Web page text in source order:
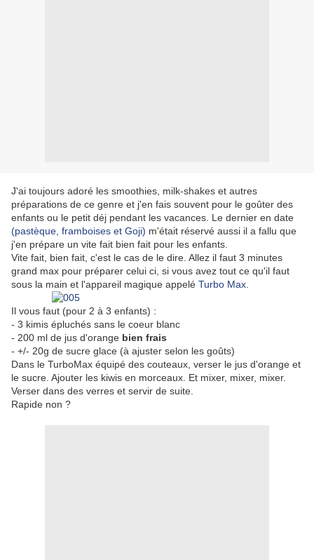
J'ai toujours adoré les smoothies, milk-shakes et autres
préparations de ce genre et j'en fais souvent pour le goûter des
enfants ou le petit déj pendant les vacances. Le dernier en date
(pastèque, framboises et Goji) m'était réservé aussi il a fallu que
j'en prépare un vite fait bien fait pour les enfants.
Vite fait, bien fait, c'est le cas de le dire. Allez il faut 3 minutes
grand max pour préparer celui ci, si vous avez tout ce qu'il faut
sous la main et l'appareil magique appelé Turbo Max
Il vous faut (pour 2 à 3 enfants) :
- 3 kimis épluchés sans le coeur blanc
- 200 ml de jus d'orange bien frais
- +/- 20g de sucre glace (à ajuster selon les goûts)
Dans le TurboMax équipé des couteaux, verser le jus d'orange et
le sucre. Ajouter les kiwis en morceaux. Et mixer, mixer, mixer.
Verser dans des verres et servir de suite.
Rapide non ?